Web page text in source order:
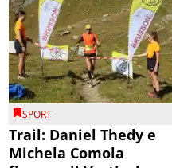
SPORT
Trail: Daniel Thedy e
Michela Comola